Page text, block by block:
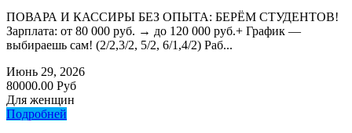
ПОВАРА И КАССИРЫ БЕЗ ОПЫТА: БЕРЁМ СТУДЕНТОВ!
Зарплата: от 80 000 руб. → до 120 000 руб.+ График —
выбираешь сам! (2/2,3/2, 5/2, 6/1,4/2) Раб...
Июнь 29, 2026
80000.00 Руб
Для женщин
Подробней